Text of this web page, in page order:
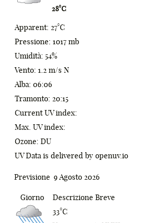
28°C
Apparent: 27°C
Pressione: 1017 mb
Umidità: 54%
Vento: 1.2 m/s N
Alba: 06:06
Tramonto: 20:15
Current UV index:
Max. UV index:
Ozone: DU
UV Data is delivered by openuv.io
Previsione 9 Agosto 2026
Giorno
Descrizione Breve
33°C
3
4
5
6
8
9
_
-
%
*
(
)
:
[
]
{
0
1
2